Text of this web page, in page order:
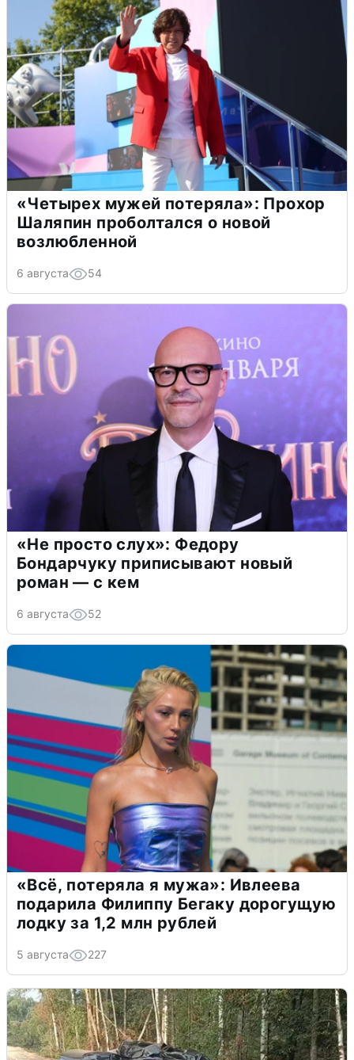
«Четырех мужей потеряла»: Прохор
Шаляпин проболтался о новой
возлюбленной
6 августа 54
«Не просто слух»: Федору
Бондарчуку приписывают новый
роман — с кем
6 августа 52
«Всё, потеряла я мужа»: Ивлеева
подарила Филиппу Бегаку дорогущую
лодку за 1,2 млн рублей
5 августа 227